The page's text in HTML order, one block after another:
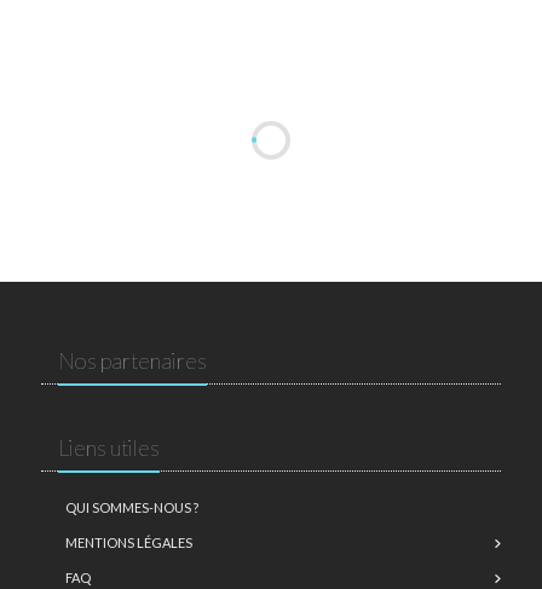
Nos partenaires
Liens utiles
QUI SOMMES-NOUS ?
MENTIONS LÉGALES
FAQ